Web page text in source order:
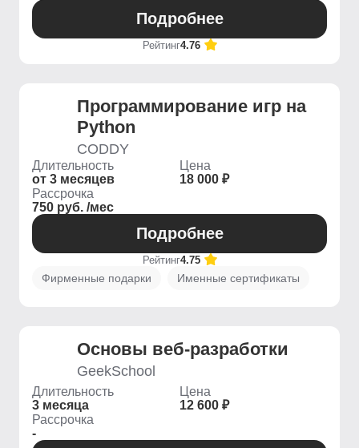
Подробнее
Рейтинг4.76
Программирование игр на
Python
CODDY
Длительность
от 3 месяцев
Цена
18 000 ₽
Рассрочка
750 руб. /мес
Подробнее
Рейтинг4.75
Фирменные подарки Именные сертификаты
Основы веб-разработки
GeekSchool
Длительность
3 месяца
Цена
12 600 ₽
Рассрочка
-